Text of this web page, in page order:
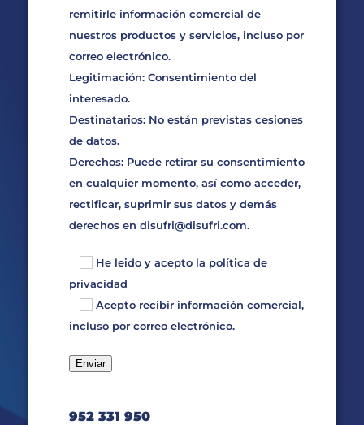
remitirle información comercial de
nuestros productos y servicios, incluso por
correo electrónico.
Legitimación: Consentimiento del
interesado.
Destinatarios: No están previstas cesiones
de datos.
Derechos: Puede retirar su consentimiento
en cualquier momento, así como acceder,
rectificar, suprimir sus datos y demás
derechos en disufri@disufri.com.
He leido y acepto la política de
privacidad
Acepto recibir información comercial,
incluso por correo electrónico.
952 331 950